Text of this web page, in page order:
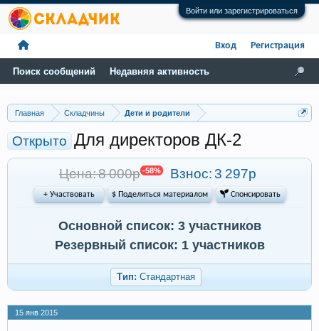
Войти или зарегистрироваться
Главная Складчины Дети и родители
Открыто Для директоров ДК-2
Цена: 8 000р -58% Взнос:3 297р
+ Участвовать $ Поделиться материалом  Спонсировать
Основной список: 3 участников
Резервный список: 1 участников
Тип: Стандартная
15 янв 2015
Поиск сообщений Недавняя активность
Вход Регистрация